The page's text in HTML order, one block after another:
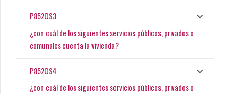
P8520S3
¿con cuál de los siguientes servicios públicos, privados o
comunales cuenta la vivienda?
P8520S4
¿con cuál de los siguientes servicios públicos, privados o